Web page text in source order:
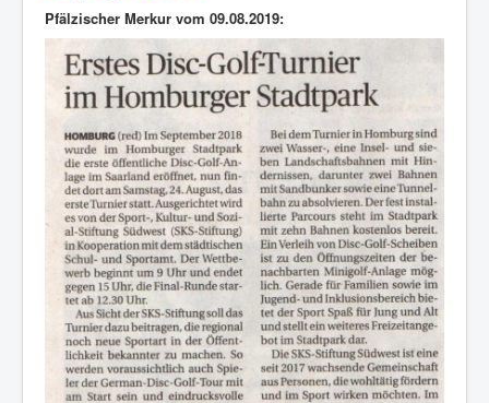
Pfälzischer Merkur vom 09.08.2019: